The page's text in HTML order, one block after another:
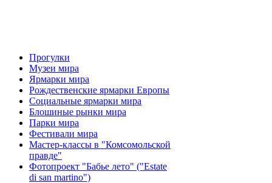
Прогулки
Музеи мира
Ярмарки мира
Рождественские ярмарки Европы
Социальные ярмарки мира
Блошиные рынки мира
Парки мира
Фестивали мира
Мастер-классы в "Комсомольской
правде"
Фотопроект "Бабье лето" ("Еstate
di san martino")